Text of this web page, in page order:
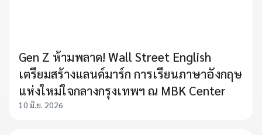
Gen Z ห้ามพลาด! Wall Street English
เตรียมสร้างแลนด์มาร์ก การเรียนภาษาอังกฤษ
แห่งใหม่ใจกลางกรุงเทพฯ ณ MBK Center​
10 มิ.ย. 2026